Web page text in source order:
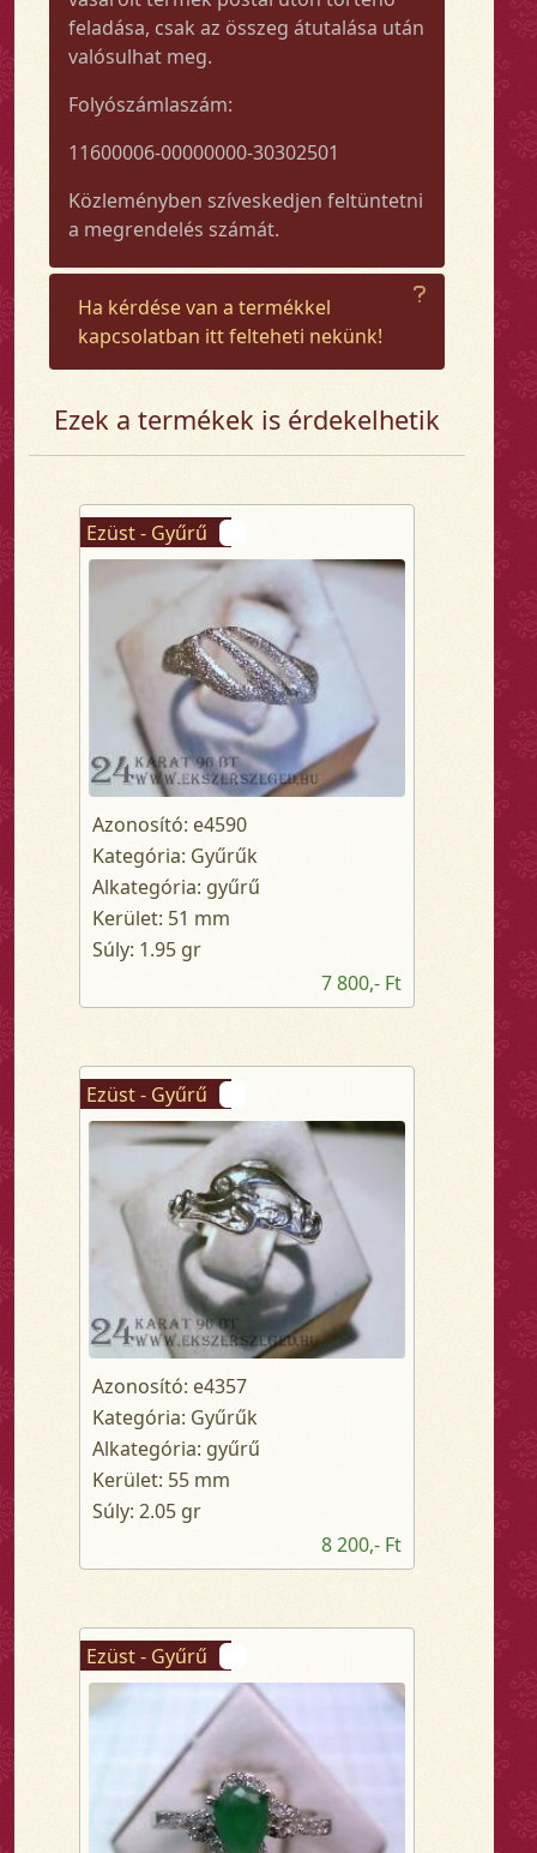
feladása, csak az összeg átutalása után
valósulhat meg.
Folyószámlaszám:
11600006-00000000-30302501
Közleményben szíveskedjen feltüntetni
a megrendelés számát.
Ha kérdése van a termékkel
kapcsolatban itt felteheti nekünk!
Ezek a termékek is érdekelhetik
Ezüst - Gyűrű
Azonosító: e4590
Kategória: Gyűrűk
Alkategória: gyűrű
Kerület: 51 mm
Súly: 1.95 gr
7 800,- Ft
Ezüst - Gyűrű
Azonosító: e4357
Kategória: Gyűrűk
Alkategória: gyűrű
Kerület: 55 mm
Súly: 2.05 gr
8 200,- Ft
Ezüst - Gyűrű